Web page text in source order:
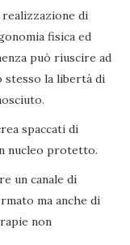
realizzazione di
fisica ed
può riuscire ad
stesso la libertà di
spaccati di
nucleo protetto.
un canale di
ma anche di
non